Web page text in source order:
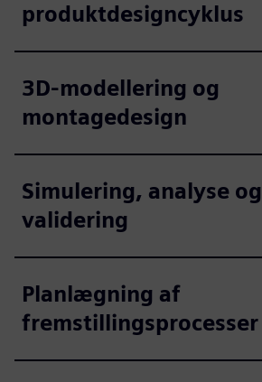
produktdesigncyklus
3D-modellering og
montagedesign
Simulering, analyse og
validering
Planlægning af
fremstillingsprocesser